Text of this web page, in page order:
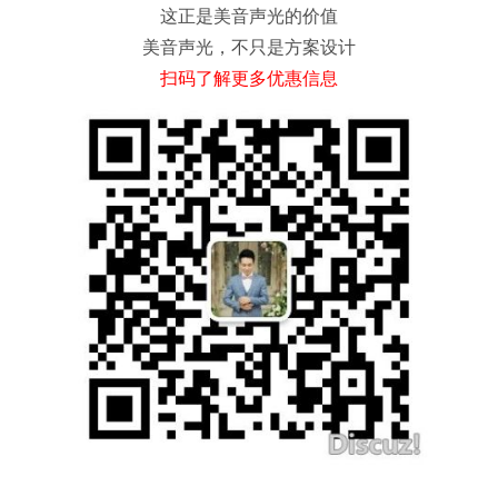
这正是美音声光的价值
美音声光，不只是方案设计
扫码了解更多优惠信息